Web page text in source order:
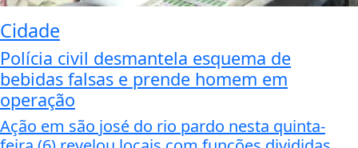
Cidade
Polícia civil desmantela esquema de
bebidas falsas e prende homem em
operação
Ação em são josé do rio pardo nesta quinta-